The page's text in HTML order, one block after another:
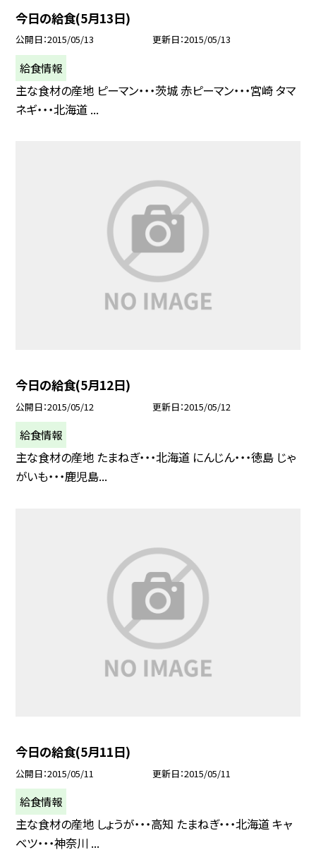
今日の給食(5月13日)
公開日 2015/05/13 更新日 2015/05/13
給食情報
主な食材の産地 ピーマン・・・茨城 赤ピーマン・・・宮崎 タマ
ネギ・・・北海道 ...
今日の給食(5月12日)
公開日 2015/05/12 更新日 2015/05/12
給食情報
主な食材の産地 たまねぎ・・・北海道 にんじん・・・徳島 じゃ
がいも・・・鹿児島...
今日の給食(5月11日)
公開日 2015/05/11 更新日 2015/05/11
給食情報
主な食材の産地 しょうが・・・高知 たまねぎ・・・北海道 キャ
ベツ・・・神奈川 ...